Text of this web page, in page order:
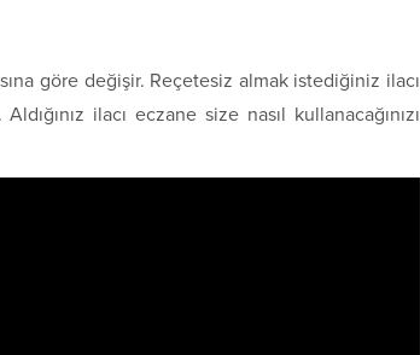
göre değişir. Reçetesiz almak istediğiniz ilacı
ilacı eczane size nasıl kullanacağınızı